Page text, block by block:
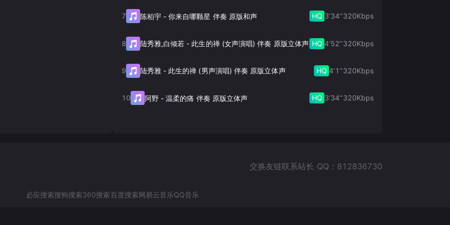
7 陈柏宇-你来自哪颗星 伴奏 原版和声 HQ 3‘34’‘320Kbps
8 陆秀雅,白倾若 - 此生的禅 (女声演唱) 伴奏 原版立体声 HQ 4‘52’‘320Kbps
9 陆秀雅- 此生的禅 (男声演唱) 伴奏 原版立体声 HQ 4‘1’‘320Kbps
10 阿野-温柔的痛 伴奏 原版立体声 HQ 3‘34’‘320Kbps
交换友链联系站长 QQ：812836730
必应搜索搜狗搜索360搜索百度搜索网易云音乐QQ音乐